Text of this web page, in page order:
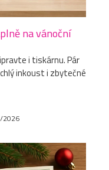
na vánoční
i tiskárnu. Pár
inkoust i zbytečné
2026